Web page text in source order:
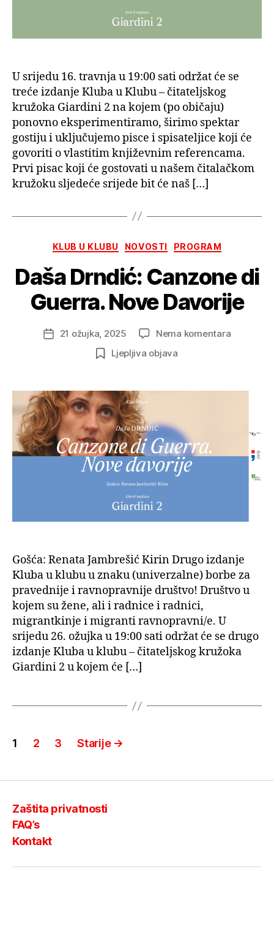
U srijedu 16. travnja u 19:00 sati održat će se
treće izdanje Kluba u Klubu – čitateljskog
kružoka Giardini 2 na kojem (po običaju)
ponovno eksperimentiramo, širimo spektar
gostiju i uključujemo pisce i spisateljice koji će
govoriti o vlastitim književnim referencama.
Prvi pisac koji će gostovati u našem čitalačkom
kružoku sljedeće srijede bit će naš […]
Kategorije
KLUB U KLUBU NOVOSTI PROGRAM
Daša Drndić: Canzone di
Guerra. Nove Davorije
Datum
21 ožujka, 2025 Nema komentarana
Ljepljiva objava
Gošća: Renata Jambrešić Kirin Drugo izdanje
Kluba u klubu u znaku (univerzalne) borbe za
pravednije i ravnopravnije društvo! Društvo u
kojem su žene, ali i radnice i radnici,
migrantkinje i migranti ravnopravni/e. U
srijedu 26. ožujka u 19:00 sati održat će se drugo
izdanje Kluba u klubu – čitateljskog kružoka
Giardini 2 u kojem će […]
Brojevi
objava
1 2 3 Starije →
Zaštita privatnosti
FAQ’s
Kontakt